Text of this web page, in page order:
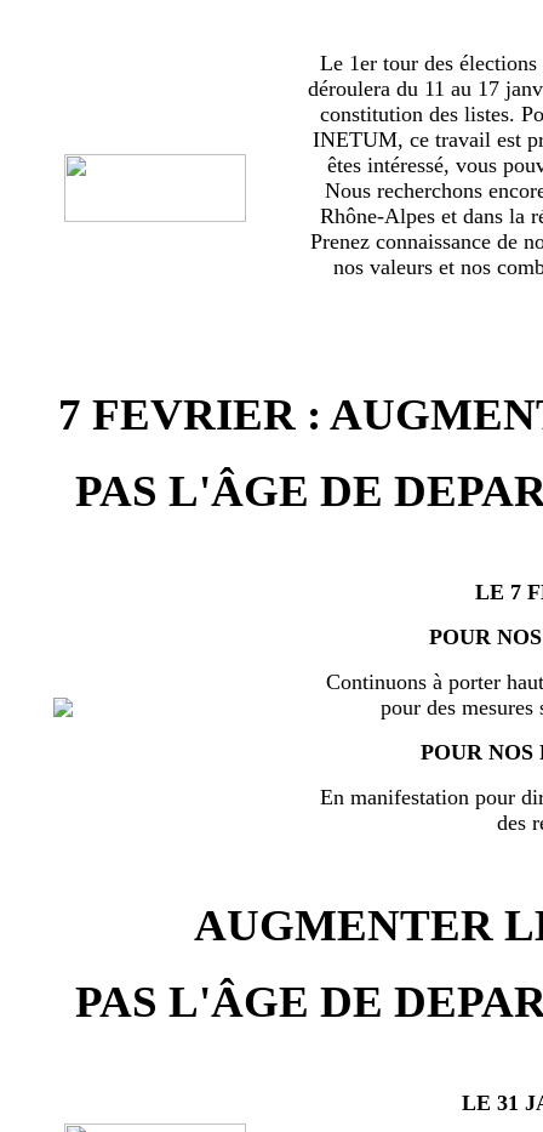
Le 1er tour des
déroulera du 11 au 17
constitution des listes.
INETUM, ce travail est
êtes intéressé, vous
Nous recherchons
Rhône-Alpes et dans la
Prenez connaissance de
nos valeurs et nos
7 FEVRIER :
PAS L'ÂGE DE
LE 7
POUR
Continuons à porter
pour des
POUR
En manifestation pour
des
AUGMENTER
PAS L'ÂGE DE
LE 31